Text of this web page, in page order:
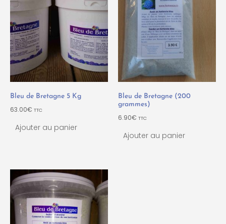
Bleu de Bretagne 5 Kg
63.00€ TTC
Ajouter au panier
Bleu de Bretagne (200
grammes)
6.90€ TTC
Ajouter au panier